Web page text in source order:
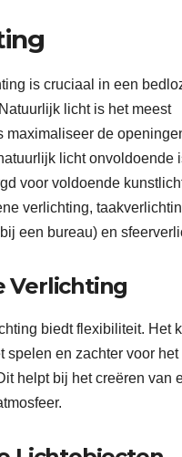
is cruciaal in een
licht is het meest
maximaliseer de
licht onvoldoende
voor voldoende
verlichting,
een bureau) en
Verlichting
biedt flexibiliteit. Het
spelen en zachter voor het
helpt bij het creëren van